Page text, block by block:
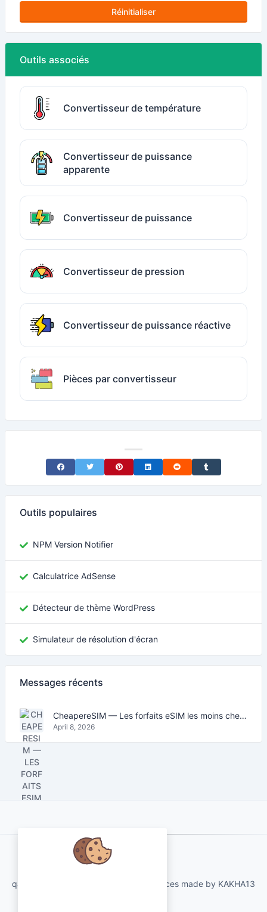
Réinitialiser
Outils associés
Convertisseur de température
Convertisseur de puissance
apparente
Convertisseur de puissance
Convertisseur de pression
Convertisseur de puissance réactive
Pièces par convertisseur
Share on Facebook
Share on TwitterShare on Pinterest
Share on LinkedIn
Share on RedditShare on Tumblr
Outils populaires
NPM Version Notifier
Calculatrice AdSense
Détecteur de thème WordPress
Simulateur de résolution d'écran
Messages récents
CheapereSIM — Les forfaits eSIM les moins chers pour voyager en 2026
April 8, 2026
qartvelo.com free online tools and services made by KAKHA13